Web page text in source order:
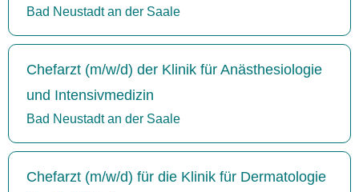
Bad Neustadt an der Saale
Chefarzt (m/w/d) der Klinik für Anästhesiologie
und Intensivmedizin
Bad Neustadt an der Saale
Chefarzt (m/w/d) für die Klinik für Dermatologie